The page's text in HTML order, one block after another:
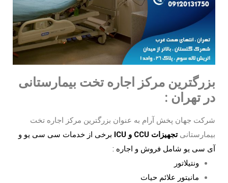
بزرگترین مرکز اجاره تخت بیمارستانی
در تهران :
شرکت جهان پخش آرام به عنوان بزرگترین مرکز اجاره تخت
بیمارستانیتجهیزات CCU و ICU برخی از خدمات سی سی یو و
آی سی یو شامل فروش و اجاره :
ونتیلاتور
مانیتور علائم حیات